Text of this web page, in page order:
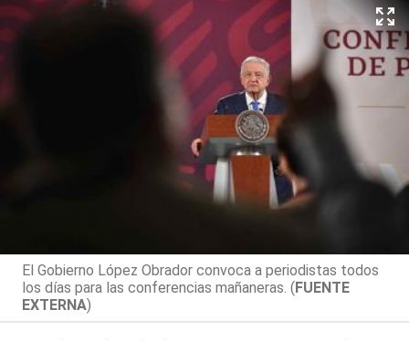
El Gobierno López Obrador convoca a periodistas todos
los días para las conferencias mañaneras. (FUENTE
EXTERNA)